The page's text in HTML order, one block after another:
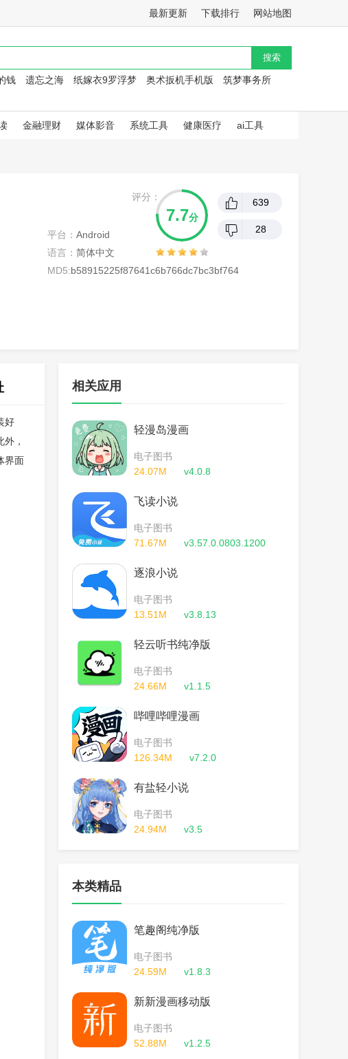
最新更新 下载排行 网站地图
钱 遗忘之海 纸嫁衣9罗浮梦 奥术扳机手机版 筑梦事务所
金融理财 媒体影音 系统工具 健康医疗 ai工具
平台： Android
语言： 简体中文
MD5:b58915225f87641c6b766dc7bc3bf764
评分：
7.7分
639
28
好
，
界面
相关应用
轻漫岛漫画
电子图书
24.07M
v4.0.8
飞读小说
电子图书
71.67M
v3.57.0.0803.1200
逐浪小说
电子图书
13.51M
v3.8.13
轻云听书纯净版
电子图书
24.66M
v1.1.5
哔哩哔哩漫画
电子图书
126.34M
v7.2.0
有盐轻小说
电子图书
24.94M
v3.5
本类精品
笔趣阁纯净版
电子图书
24.59M
v1.8.3
新新漫画移动版
电子图书
52.88M
v1.2.5